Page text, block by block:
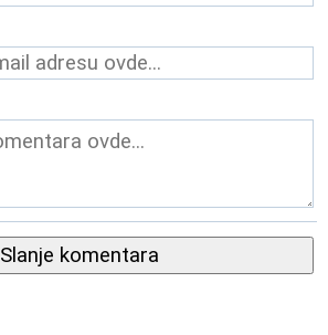
Slanje komentara